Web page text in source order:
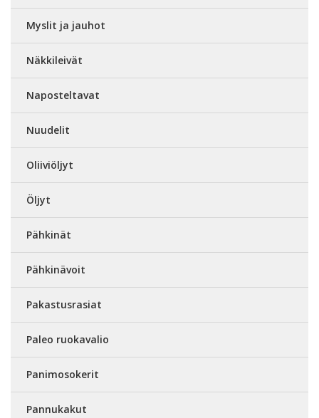
Myslit ja jauhot
Näkkileivät
Naposteltavat
Nuudelit
Oliiviöljyt
Öljyt
Pähkinät
Pähkinävoit
Pakastusrasiat
Paleo ruokavalio
Panimosokerit
Pannukakut